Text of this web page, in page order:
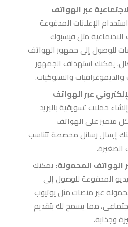
عبر الهواتف
الإعلانات المدفوعة
مثل فيسبوك
للوصول إلى جمهور الهواتف
يمكنك استهداف الجمهور
والديموغرافيات والسلوكيات.
عبر الهواتف
حملات تسويقية بالبريد
متميز على الهواتف
إرسال رسائل مخصصة تتناسب
الهواتف المحمولة: يمكنك
المدفوعة للوصول إلى
عبر منصات مثل يوتيوب
مما يسمح لك بتقديم
وجذابة.